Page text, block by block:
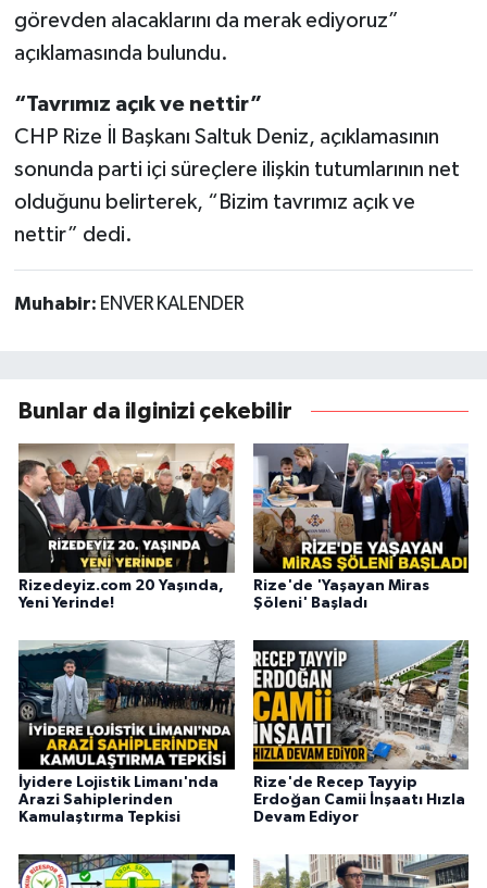
görevden alacaklarını da merak ediyoruz”
açıklamasında bulundu.
“Tavrımız açık ve nettir”
CHP Rize İl Başkanı Saltuk Deniz, açıklamasının
sonunda parti içi süreçlere ilişkin tutumlarının net
olduğunu belirterek, “Bizim tavrımız açık ve
nettir” dedi.
Muhabir: ENVER KALENDER
Bunlar da ilginizi çekebilir
Rizedeyiz.com 20 Yaşında,
Yeni Yerinde!
Rize'de 'Yaşayan Miras
Şöleni' Başladı
İyidere Lojistik Limanı'nda
Arazi Sahiplerinden
Kamulaştırma Tepkisi
Rize'de Recep Tayyip
Erdoğan Camii İnşaatı Hızla
Devam Ediyor